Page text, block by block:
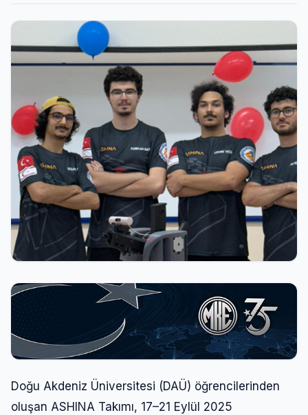
Doğu Akdeniz Üniversitesi (DAÜ) öğrencilerinden
oluşan ASHINA Takımı, 17–21 Eylül 2025